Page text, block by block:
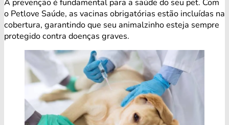
A prevenção é fundamental para a saúde do seu pet. Com
o Petlove Saúde, as vacinas obrigatórias estão incluídas na
cobertura, garantindo que seu animalzinho esteja sempre
protegido contra doenças graves.